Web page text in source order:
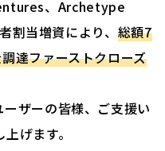
、Archetype
当増資により、 総額7
達ファーストクローズ
ザーの皆様、ご支援い
げます。